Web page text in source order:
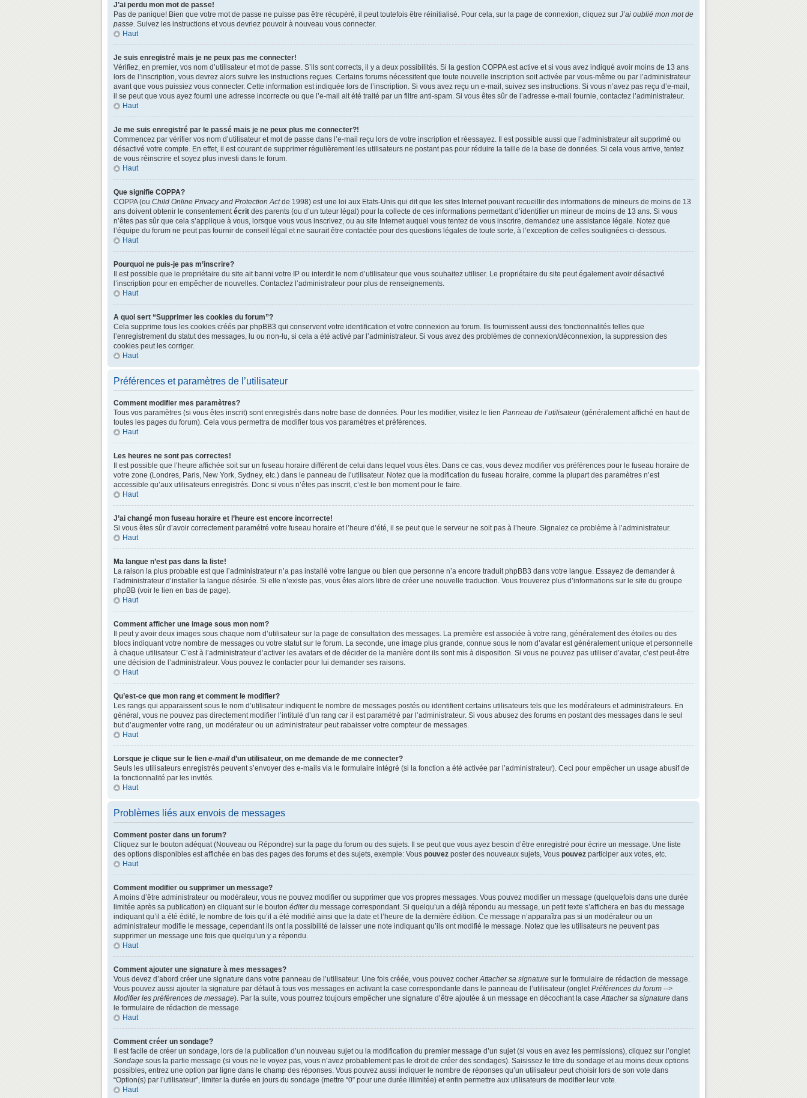
J’ai perdu mon mot de passe!
Pas de panique! Bien que votre mot de passe ne puisse pas être récupéré, il peut toutefois être réinitialisé. Pour cela, sur la page de connexion, cliquez sur J’ai oublié mon mot de
passe. Suivez les instructions et vous devriez pouvoir à nouveau vous connecter.
Haut
Je suis enregistré mais je ne peux pas me connecter!
Vérifiez, en premier, vos nom d’utilisateur et mot de passe. S’ils sont corrects, il y a deux possibilités. Si la gestion COPPA est active et si vous avez indiqué avoir moins de 13 ans
lors de l’inscription, vous devrez alors suivre les instructions reçues. Certains forums nécessitent que toute nouvelle inscription soit activée par vous-même ou par l’administrateur
avant que vous puissiez vous connecter. Cette information est indiquée lors de l’inscription. Si vous avez reçu un e-mail, suivez ses instructions. Si vous n’avez pas reçu d’e-mail,
il se peut que vous ayez fourni une adresse incorrecte ou que l’e-mail ait été traité par un filtre anti-spam. Si vous êtes sûr de l’adresse e-mail fournie, contactez l’administrateur.
Haut
Je me suis enregistré par le passé mais je ne peux plus me connecter?!
Commencez par vérifier vos nom d’utilisateur et mot de passe dans l’e-mail reçu lors de votre inscription et réessayez. Il est possible aussi que l’administrateur ait supprimé ou
désactivé votre compte. En effet, il est courant de supprimer régulièrement les utilisateurs ne postant pas pour réduire la taille de la base de données. Si cela vous arrive, tentez
de vous réinscrire et soyez plus investi dans le forum.
Haut
Que signifie COPPA?
COPPA (ou Child Online Privacy and Protection Actde 1998) est une loi aux Etats-Unis qui dit que les sites Internet pouvant recueillir des informations de mineurs de moins de 13
ans doivent obtenir le consentementécrit des parents (ou d’un tuteur légal) pour la collecte de ces informations permettant d’identifier un mineur de moins de 13 ans. Si vous
n’êtes pas sûr que cela s’applique à vous, lorsque vous vous inscrivez, ou au site Internet auquel vous tentez de vous inscrire, demandez une assistance légale. Notez que
l’équipe du forum ne peut pas fournir de conseil légal et ne saurait être contactée pour des questions légales de toute sorte, à l’exception de celles soulignées ci-dessous.
Haut
Pourquoi ne puis-je pas m’inscrire?
Il est possible que le propriétaire du site ait banni votre IP ou interdit le nom d’utilisateur que vous souhaitez utiliser. Le propriétaire du site peut également avoir désactivé
l’inscription pour en empêcher de nouvelles. Contactez l’administrateur pour plus de renseignements.
Haut
A quoi sert “Supprimer les cookies du forum”?
Cela supprime tous les cookies créés par phpBB3 qui conservent votre identification et votre connexion au forum. Ils fournissent aussi des fonctionnalités telles que
l’enregistrement du statut des messages, lu ou non-lu, si cela a été activé par l’administrateur. Si vous avez des problèmes de connexion/déconnexion, la suppression des
cookies peut les corriger.
Haut
Préférences et paramètres de l’utilisateur
Comment modifier mes paramètres?
Tous vos paramètres (si vous êtes inscrit) sont enregistrés dans notre base de données. Pour les modifier, visitez le lien Panneau de l’utilisateur(généralement affiché en haut de
toutes les pages du forum). Cela vous permettra de modifier tous vos paramètres et préférences.
Haut
Les heures ne sont pas correctes!
Il est possible que l’heure affichée soit sur un fuseau horaire différent de celui dans lequel vous êtes. Dans ce cas, vous devez modifier vos préférences pour le fuseau horaire de
votre zone (Londres, Paris, New York, Sydney, etc.) dans le panneau de l’utilisateur. Notez que la modification du fuseau horaire, comme la plupart des paramètres n’est
accessible qu’aux utilisateurs enregistrés. Donc si vous n’êtes pas inscrit, c’est le bon moment pour le faire.
Haut
J’ai changé mon fuseau horaire et l’heure est encore incorrecte!
Si vous êtes sûr d’avoir correctement paramétré votre fuseau horaire et l’heure d’été, il se peut que le serveur ne soit pas à l’heure. Signalez ce problème à l’administrateur.
Haut
Ma langue n’est pas dans la liste!
La raison la plus probable est que l’administrateur n’a pas installé votre langue ou bien que personne n’a encore traduit phpBB3 dans votre langue. Essayez de demander à
l’administrateur d’installer la langue désirée. Si elle n’existe pas, vous êtes alors libre de créer une nouvelle traduction. Vous trouverez plus d’informations sur le site du groupe
phpBB (voir le lien en bas de page).
Haut
Comment afficher une image sous mon nom?
Il peut y avoir deux images sous chaque nom d’utilisateur sur la page de consultation des messages. La première est associée à votre rang, généralement des étoiles ou des
blocs indiquant votre nombre de messages ou votre statut sur le forum. La seconde, une image plus grande, connue sous le nom d’avatar est généralement unique et personnelle
à chaque utilisateur. C’est à l’administrateur d’activer les avatars et de décider de la manière dont ils sont mis à disposition. Si vous ne pouvez pas utiliser d’avatar, c’est peut-être
une décision de l’administrateur. Vous pouvez le contacter pour lui demander ses raisons.
Haut
Qu’est-ce que mon rang et comment le modifier?
Les rangs qui apparaissent sous le nom d’utilisateur indiquent le nombre de messages postés ou identifient certains utilisateurs tels que les modérateurs et administrateurs. En
général, vous ne pouvez pas directement modifier l’intitulé d’un rang car il est paramétré par l’administrateur. Si vous abusez des forums en postant des messages dans le seul
but d’augmenter votre rang, un modérateur ou un administrateur peut rabaisser votre compteur de messages.
Haut
Lorsque je clique sur le lien e-maild’un utilisateur, on me demande de me connecter?
Seuls les utilisateurs enregistrés peuvent s’envoyer des e-mails via le formulaire intégré (si la fonction a été activée par l’administrateur). Ceci pour empêcher un usage abusif de
la fonctionnalité par les invités.
Haut
Problèmes liés aux envois de messages
Comment poster dans un forum?
Cliquez sur le bouton adéquat (Nouveau ou Répondre) sur la page du forum ou des sujets. Il se peut que vous ayez besoin d’être enregistré pour écrire un message. Une liste
des options disponibles est affichée en bas des pages des forums et des sujets, exemple: Vous pouvez poster des nouveaux sujets, Vous pouvez participer aux votes, etc.
Haut
Comment modifier ou supprimer un message?
A moins d’être administrateur ou modérateur, vous ne pouvez modifier ou supprimer que vos propres messages. Vous pouvez modifier un message (quelquefois dans une durée
limitée après sa publication) en cliquant sur le bouton éditerdu message correspondant. Si quelqu’un a déjà répondu au message, un petit texte s’affichera en bas du message
indiquant qu’il a été édité, le nombre de fois qu’il a été modifié ainsi que la date et l’heure de la dernière édition. Ce message n’apparaîtra pas si un modérateur ou un
administrateur modifie le message, cependant ils ont la possibilité de laisser une note indiquant qu’ils ont modifié le message. Notez que les utilisateurs ne peuvent pas
supprimer un message une fois que quelqu’un y a répondu.
Haut
Comment ajouter une signature à mes messages?
Vous devez d’abord créer une signature dans votre panneau de l’utilisateur. Une fois créée, vous pouvez cocherAttacher sa signature sur le formulaire de rédaction de message.
Vous pouvez aussi ajouter la signature par défaut à tous vos messages en activant la case correspondante dans le panneau de l’utilisateur (ongletPréférences du forum -->
Modifier les préférences de message). Par la suite, vous pourrez toujours empêcher une signature d’être ajoutée à un message en décochant la caseAttacher sa signature dans
le formulaire de rédaction de message.
Haut
Comment créer un sondage?
Il est facile de créer un sondage, lors de la publication d’un nouveau sujet ou la modification du premier message d’un sujet (si vous en avez les permissions), cliquez sur l’onglet
Sondage sous la partie message (si vous ne le voyez pas, vous n’avez probablement pas le droit de créer des sondages). Saisissez le titre du sondage et au moins deux options
possibles, entrez une option par ligne dans le champ des réponses. Vous pouvez aussi indiquer le nombre de réponses qu’un utilisateur peut choisir lors de son vote dans
“Option(s) par l’utilisateur”, limiter la durée en jours du sondage (mettre “0” pour une durée illimitée) et enfin permettre aux utilisateurs de modifier leur vote.
Haut